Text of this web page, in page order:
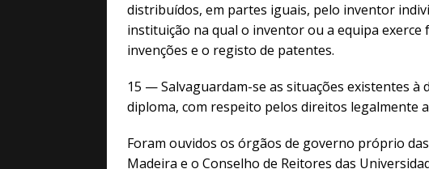
distribuídos, em partes iguais, pelo inventor
instituição na qual o inventor ou a equipa exerce
invenções e o registo de patentes.
15 — Salvaguardam-se as situações existentes
diploma, com respeito pelos direitos legalmente
Foram ouvidos os órgãos de governo próprio
Madeira e o Conselho de Reitores das